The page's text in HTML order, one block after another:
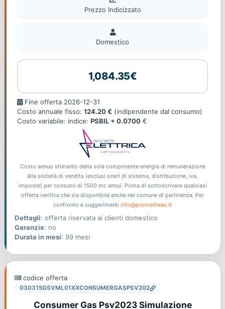
Prezzo Indicizzato
Domestico
Domestico
1,084.35€
Fine
offerta
Fine offerta 2026-12-31
Costo annuale fisso: 124.20 € (indipendente dal consumo)
Costo variabile: indice: PSBIL + 0.0700 €
Costo annuo stimanto della sola componente energia di remunerazione
alla società di vendita (esclusi oneri di sistema, distribuzione, iva,
imposte) per consumi di 1500 mc annui. Prima di sottoscrivere qualsiasi
offerta verifica che sia disponibile anche nel comune di pertinenza. Per
confronto e suggerimenti info@prometheas.it
Dettagli: offerta riservata ai clienti domestico
Garanzie: no
Durata in mesi: 99 mesi
codice offerta
030315GSVML01XXCONSUMERGASPSV202
Consumer Gas Psv2023 Simulazione